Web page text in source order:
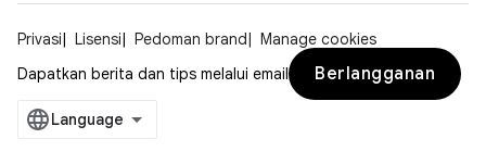
Privasi Lisensi Pedoman brand
Manage cookies
Dapatkan berita dan tips melalui email
Berlangganan